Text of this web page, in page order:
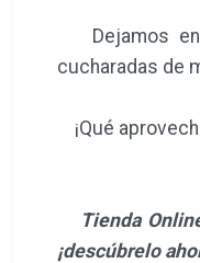
Dejamos
cucharadas de
¡Qué
Tienda
¡descúbrelo